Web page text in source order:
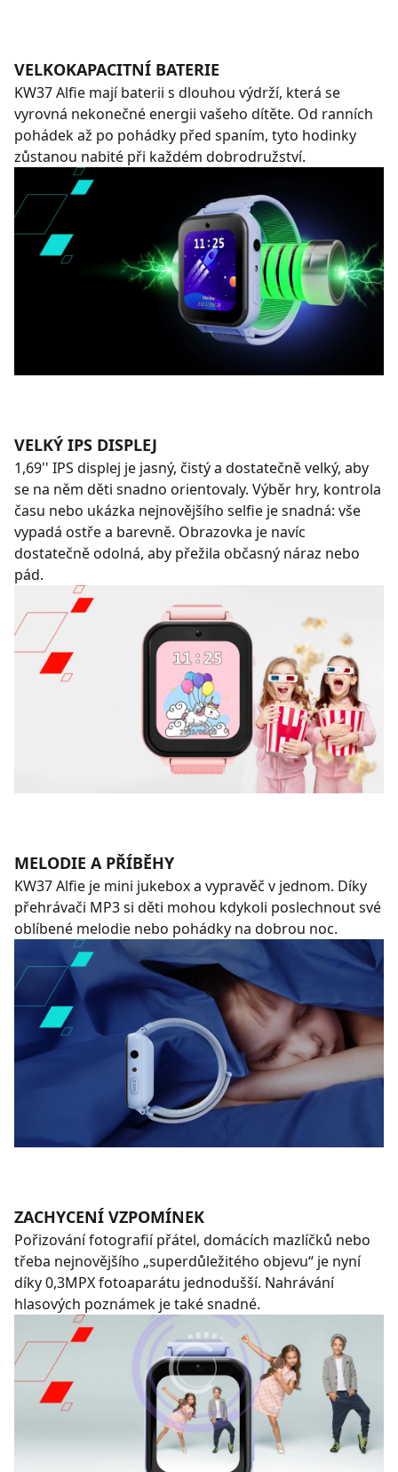
VELKOKAPACITNÍ BATERIE
KW37 Alfie mají baterii s dlouhou výdrží, která se
vyrovná nekonečné energii vašeho dítěte. Od ranních
pohádek až po pohádky před spaním, tyto hodinky
zůstanou nabité při každém dobrodružství.
VELKÝ IPS DISPLEJ
1,69'' IPS displej je jasný, čistý a dostatečně velký, aby
se na něm děti snadno orientovaly. Výběr hry, kontrola
času nebo ukázka nejnovějšího selfie je snadná: vše
vypadá ostře a barevně. Obrazovka je navíc
dostatečně odolná, aby přežila občasný náraz nebo
pád.
MELODIE A PŘÍBĚHY
KW37 Alfie je mini jukebox a vypravěč v jednom. Díky
přehrávači MP3 si děti mohou kdykoli poslechnout své
oblíbené melodie nebo pohádky na dobrou noc.
ZACHYCENÍ VZPOMÍNEK
Pořizování fotografií přátel, domácích mazlíčků nebo
třeba nejnovějšího „superdůležitého objevu“ je nyní
díky 0,3MPX fotoaparátu jednodušší. Nahrávání
hlasových poznámek je také snadné.